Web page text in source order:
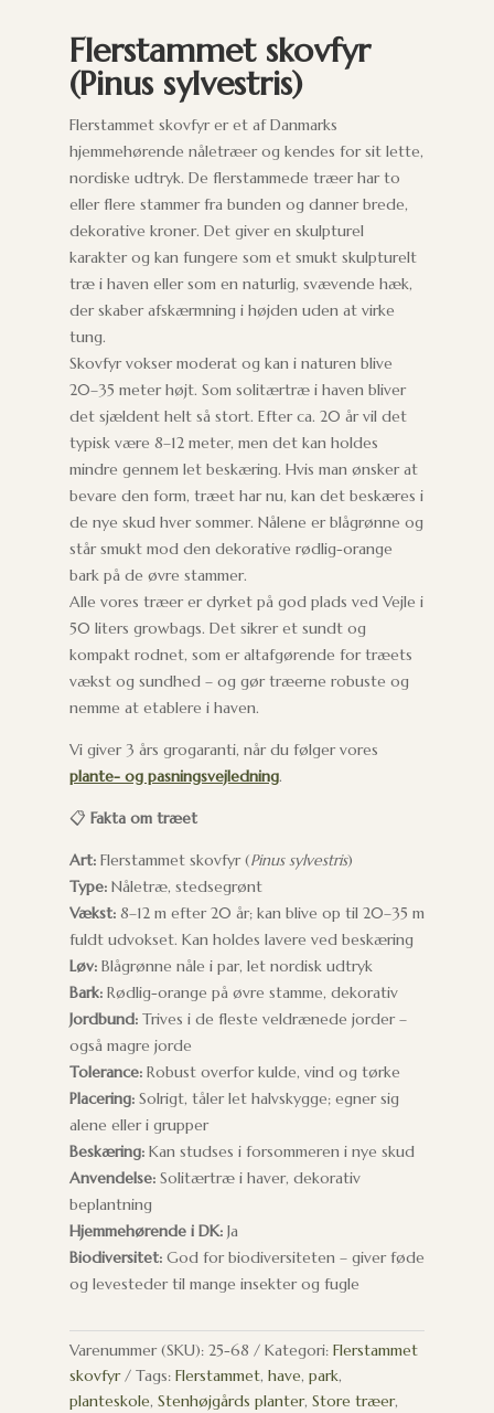
Flerstammet skovfyr
(Pinus sylvestris)
Flerstammet skovfyr er et af Danmarks
hjemmehørende nåletræer og kendes for sit lette,
nordiske udtryk. De flerstammede træer har to
eller flere stammer fra bunden og danner brede,
dekorative kroner. Det giver en skulpturel
karakter og kan fungere som et smukt skulpturelt
træ i haven eller som en naturlig, svævende hæk,
der skaber afskærmning i højden uden at virke
tung.
Skovfyr vokser moderat og kan i naturen blive
20–35 meter højt. Som solitærtræ i haven bliver
det sjældent helt så stort. Efter ca. 20 år vil det
typisk være 8–12 meter, men det kan holdes
mindre gennem let beskæring. Hvis man ønsker at
bevare den form, træet har nu, kan det beskæres i
de nye skud hver sommer. Nålene er blågrønne og
står smukt mod den dekorative rødlig-orange
bark på de øvre stammer.
Alle vores træer er dyrket på god plads ved Vejle i
50 liters growbags. Det sikrer et sundt og
kompakt rodnet, som er altafgørende for træets
vækst og sundhed – og gør træerne robuste og
nemme at etablere i haven.
Vi giver 3 års grogaranti, når du følger vores
plante- og pasningsvejledning.
📋 Fakta om træet
Art:Flerstammet skovfyr (Pinus sylvestris)
Type:Nåletræ, stedsegrønt
Vækst:8–12 m efter 20 år; kan blive op til 20–35 m
fuldt udvokset. Kan holdes lavere ved beskæring
Løv:Blågrønne nåle i par, let nordisk udtryk
Bark:Rødlig-orange på øvre stamme, dekorativ
Jordbund:Trives i de fleste veldrænede jorder –
også magre jorde
Tolerance:Robust overfor kulde, vind og tørke
Placering:Solrigt, tåler let halvskygge; egner sig
alene eller i grupper
Beskæring:Kan studses i forsommeren i nye skud
Anvendelse:Solitærtræ i haver, dekorativ
beplantning
Hjemmehørende i DK:Ja
Biodiversitet:God for biodiversiteten – giver føde
og levesteder til mange insekter og fugle
Varenummer (SKU): 25-68 Kategori: Flerstammet
skovfyr
Tags: Flerstammet, have, park,
planteskole, Stenhøjgårds planter, Store træer,